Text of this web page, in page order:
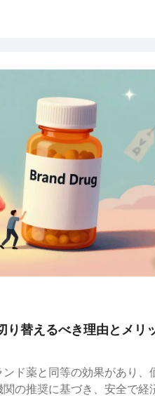
り替えるべき理由とメリ
ド薬と同等の効果があり、
の推奨に基づき、安全で経